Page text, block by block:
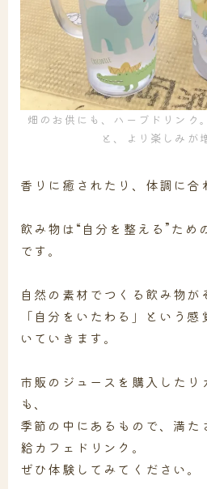
畑のお供にも、ハーブドリンク
と、より楽しみが
香りに癒されたり、体調に合
飲み物は“自分を整える”ため
です。
自然の素材でつくる飲み物が
「自分をいたわる」という
いていきます。
市販のジュースを購入したり
も、
季節の中にあるもので、満た
給カフェドリンク。
ぜひ体験してみてください。